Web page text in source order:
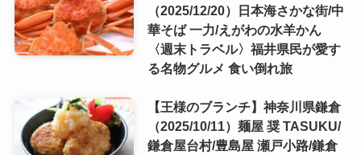
（2025/12/20）日本海さかな街/中
華そば 一力/えがわの水羊かん
〈週末トラベル〉福井県民が愛す
る名物グルメ 食い倒れ旅
【王様のブランチ】神奈川県鎌倉
（2025/10/11）麺屋 奨 TASUKU/
鎌倉屋台村/豊島屋 瀬戸小路/鎌倉